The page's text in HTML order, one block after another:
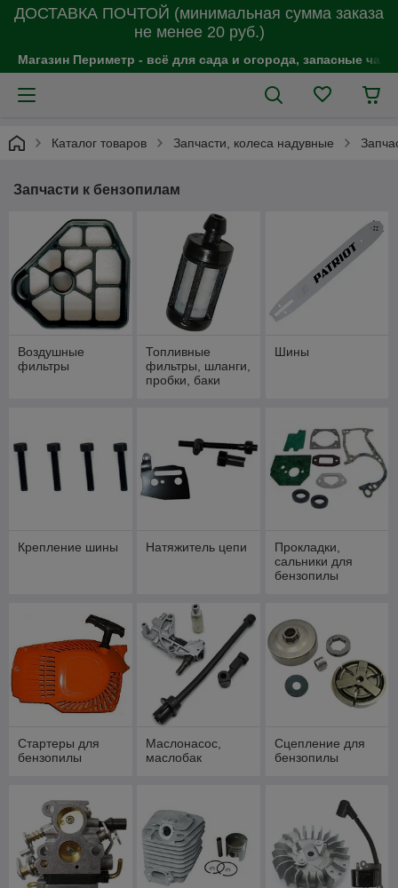
ДОСТАВКА ПОЧТОЙ (минимальная сумма заказа
не менее 20 руб.)
Магазин Периметр - всё для сада и огорода, запасные
Каталог товаров Запчасти, колеса надувные
Запчасти к бензопилам
Воздушные
фильтры
Топливные
фильтры, шланги,
пробки, баки
Шины
Крепление шины Натяжитель цепи
Прокладки,
сальники для
бензопилы
Стартеры для
бензопилы
Маслонасос,
маслобак
Сцепление для
бензопилы